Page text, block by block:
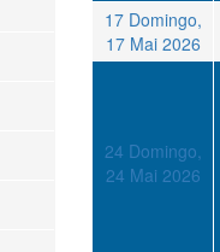
17 Domingo,
17 Mai 2026
24 Domingo,
24 Mai 2026